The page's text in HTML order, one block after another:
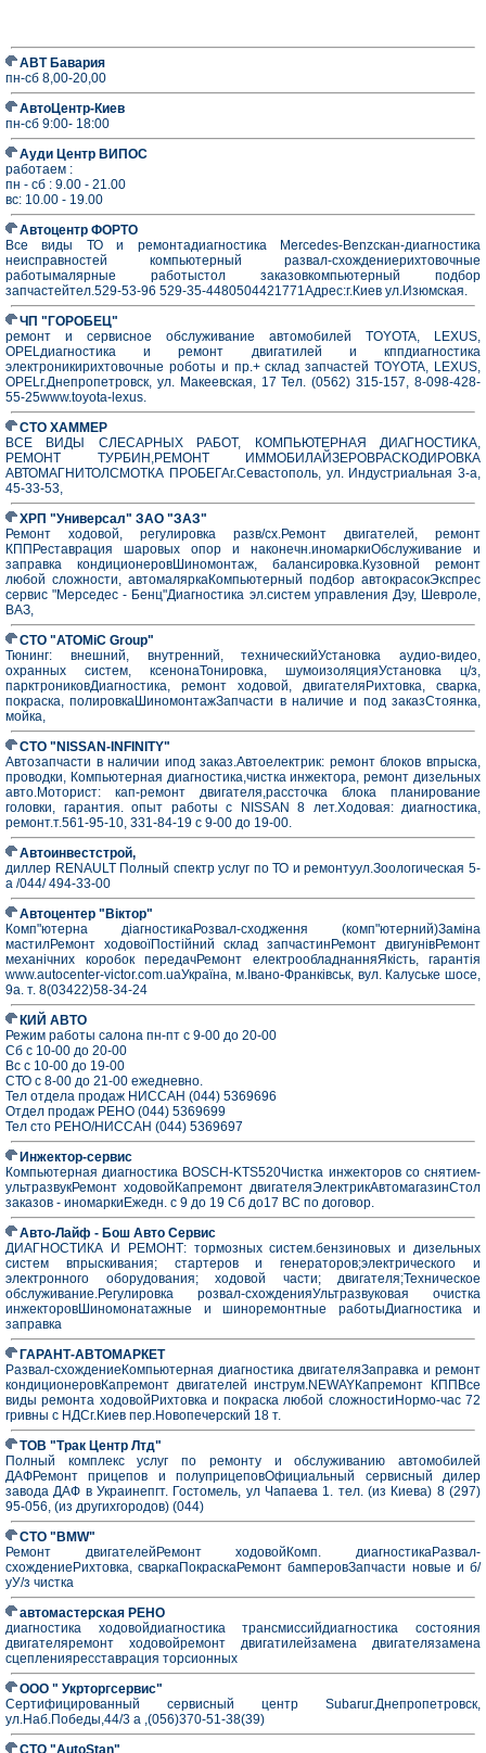
АВТ Бавария
пн-сб 8,00-20,00
АвтоЦентр-Киев
пн-сб 9:00- 18:00
Ауди Центр ВИПОС
работаем :
пн - сб : 9.00 - 21.00
вс: 10.00 - 19.00
Автоцентр ФОРТО
Все виды ТО и ремонтадиагностика Mercedes-Benzскан-диагностика
неисправностей компьютерный развал-схождениерихтовочные
работымалярные работыстол заказовкомпьютерный подбор
запчастейтел.529-53-96 529-35-4480504421771Адрес:г.Киев ул.Изюмская.
ЧП "ГОРОБЕЦ"
ремонт и сервисное обслуживание автомобилей TOYOTA, LEXUS,
OPELдиагностика и ремонт двигатилей и кппдиагностика
электроникирихтовочные роботы и пр.+ склад запчастей TOYOTA, LEXUS,
OPELг.Днепропетровск, ул. Макеевская, 17 Тел. (0562) 315-157, 8-098-428-
55-25www.toyota-lexus.
СТО ХАММЕР
ВСЕ ВИДЫ СЛЕСАРНЫХ РАБОТ, КОМПЬЮТЕРНАЯ ДИАГНОСТИКА,
РЕМОНТ ТУРБИН,РЕМОНТ ИММОБИЛАЙЗЕРОВРАСКОДИРОВКА
АВТОМАГНИТОЛСМОТКА ПРОБЕГАг.Севастополь, ул. Индустриальная 3-а,
45-33-53,
ХРП "Универсал" ЗАО "ЗАЗ"
Ремонт ходовой, регулировка разв/сх.Ремонт двигателей, ремонт
КППРеставрация шаровых опор и наконечн.иномаркиОбслуживание и
заправка кондиционеровШиномонтаж, балансировка.Кузовной ремонт
любой сложности, автомаляркаКомпьютерный подбор автокрасокЭкспрес
сервис "Мерседес - Бенц"Диагностика эл.систем управления Дэу, Шевроле,
ВАЗ,
СТО "ATOMiC Group"
Тюнинг: внешний, внутренний, техническийУстановка аудио-видео,
охранных систем, ксенонаТонировка, шумоизоляцияУстановка ц/з,
парктрониковДиагностика, ремонт ходовой, двигателяРихтовка, сварка,
покраска, полировкаШиномонтажЗапчасти в наличие и под заказСтоянка,
мойка,
СТО "NISSAN-INFINITY"
Автозапчасти в наличии ипод заказ.Автоелектрик: ремонт блоков впрыска,
проводки, Компьютерная диагностика,чистка инжектора, ремонт дизельных
авто.Моторист: кап-ремонт двигателя,рассточка блока планирование
головки, гарантия. опыт работы с NISSAN 8 лет.Ходовая: диагностика,
ремонт.т.561-95-10, 331-84-19 с 9-00 до 19-00.
Автоинвестстрой,
диллер RENAULT Полный спектр услуг по ТО и ремонтуул.Зоологическая 5-
а /044/ 494-33-00
Автоцентер "Віктор"
Комп"ютерна діагностикаРозвал-сходження (комп"ютерний)Заміна
мастилРемонт ходовоїПостійний склад запчастинРемонт двигунівРемонт
механічних коробок передачРемонт електрообладнанняЯкість, гарантія
www.autocenter-victor.com.uaУкраїна, м.Івано-Франківськ, вул. Калуське шосе,
9а. т. 8(03422)58-34-24
КИЙ АВТО
Режим работы салона пн-пт с 9-00 до 20-00
Сб с 10-00 до 20-00
Вс с 10-00 до 19-00
СТО с 8-00 до 21-00 ежедневно.
Тел отдела продаж НИССАН (044) 5369696
Отдел продаж РЕНО (044) 5369699
Тел сто РЕНО/НИССАН (044) 5369697
Инжектор-сервис
Компьютерная диагностика BOSCH-KTS520Чистка инжекторов со снятием-
ультразвукРемонт ходовойКапремонт двигателяЭлектрикАвтомагазинСтол
заказов - иномаркиЕжедн. с 9 до 19 Сб до17 ВС по договор.
Авто-Лайф - Бош Авто Сервис
ДИАГНОСТИКА И РЕМОНТ: тормозных систем.бензиновых и дизельных
систем впрыскивания; стартеров и генераторов;электрического и
электронного оборудования; ходовой части; двигателя;Техническое
обслуживание.Регулировка розвал-схожденияУльтразвуковая очистка
инжекторовШиномонатажные и шиноремонтные работыДиагностика и
заправка
ГАРАНТ-АВТОМАРКЕТ
Развал-схождениеКомпьютерная диагностика двигателяЗаправка и ремонт
кондиционеровКапремонт двигателей инструм.NEWAYКапремонт КППВсе
виды ремонта ходовойРихтовка и покраска любой сложностиНормо-час 72
гривны с НДСг.Киев пер.Новопечерский 18 т.
ТОВ "Трак Центр Лтд"
Полный комплекс услуг по ремонту и обслуживанию автомобилей
ДАФРемонт прицепов и полуприцеповОфициальный сервисный дилер
завода ДАФ в Украинепгт. Гостомель, ул Чапаева 1. тел. (из Киева) 8 (297)
95-056, (из другихгородов) (044)
СТО "BMW"
Ремонт двигателейРемонт ходовойКомп. диагностикаРазвал-
схождениеРихтовка, сваркаПокраскаРемонт бамперовЗапчасти новые и б/
уУ/з чистка
автомастерская РЕНО
диагностика ходовойдиагностика трансмиссийдиагностика состояния
двигателяремонт ходовойремонт двигатилейзамена двигателязамена
сцепленияресставрация торсионных
ООО " Укрторгсервис"
Сертифицированный сервисный центр Subaruг.Днепропетровск,
ул.Наб.Победы,44/3 а ,(056)370-51-38(39)
СТО "AutoStan"